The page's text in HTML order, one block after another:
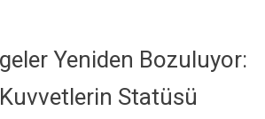
Yeniden Bozuluyor:
Statüsü